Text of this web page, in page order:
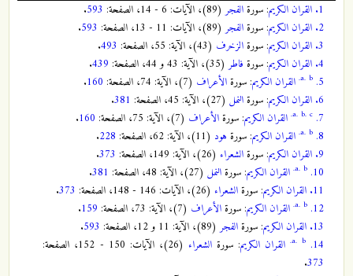
1. القران الكريم: سورةالفجر(89)، الآيات: 6 - 14، الصفحة: 593
.
2. القران الكريم: سورةالفجر(89)، الآيات: 11 - 13، الصفحة: 593
.
3. القران الكريم: سورةالزخرف (43)، الآية: 55، الصفحة: 493
.
4. القران الكريم: سورة فاطر(35)، الآية: 43 و 44، الصفحة: 439
.
5.
a. b. القران الكريم: سورةالأعراف (7)، الآية: 74، الصفحة: 160
.
6. القران الكريم: سورةالنمل (27)، الآية: 45، الصفحة: 381
.
7.
a. b. c. القران الكريم: سورةالأعراف (7)، الآية: 75، الصفحة: 160
.
8.
a. b. القران الكريم: سورة هود (11)، الآية: 62، الصفحة: 228
.
9. القران الكريم: سورةالشعراء (26)، الآية: 149، الصفحة: 373
.
10.
a. b. القران الكريم: سورةالنمل (27)، الآية: 48، الصفحة: 381
.
11. القران الكريم: سورةالشعراء (26)، الآيات: 146 - 148، الصفحة: 373
.
12.
a. b. القران الكريم: سورةالأعراف (7)، الآية: 73، الصفحة: 159
.
13. القران الكريم: سورةالفجر(89)، الآية: 11 و 12، الصفحة: 593
.
14.
a. b. القران الكريم: سورةالشعراء (26)، الآيات: 150 - 152، الصفحة:
373
.